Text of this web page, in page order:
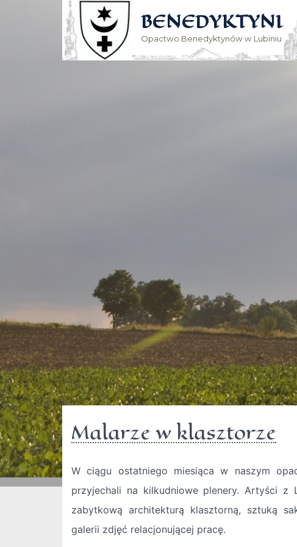
BENEDYKTYNI
Opactwo Benedyktynów w Lubiniu
Malarze w klasztorze
W ciągu ostatniego miesiąca w naszym
przyjechali na kilkudniowe plenery. Artyści
zabytkową architekturą klasztorną, sztuką
galerii zdjęć relacjonującej pracę.